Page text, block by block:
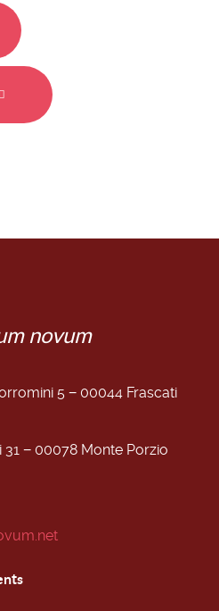
novum
5 − 00044 Frascati
31 − 00078 Monte Porzio